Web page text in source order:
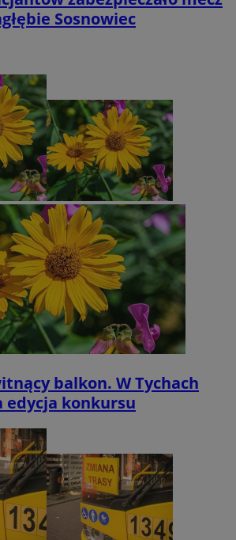
Sosnowiec
balkon. W Tychach
edycja konkursu